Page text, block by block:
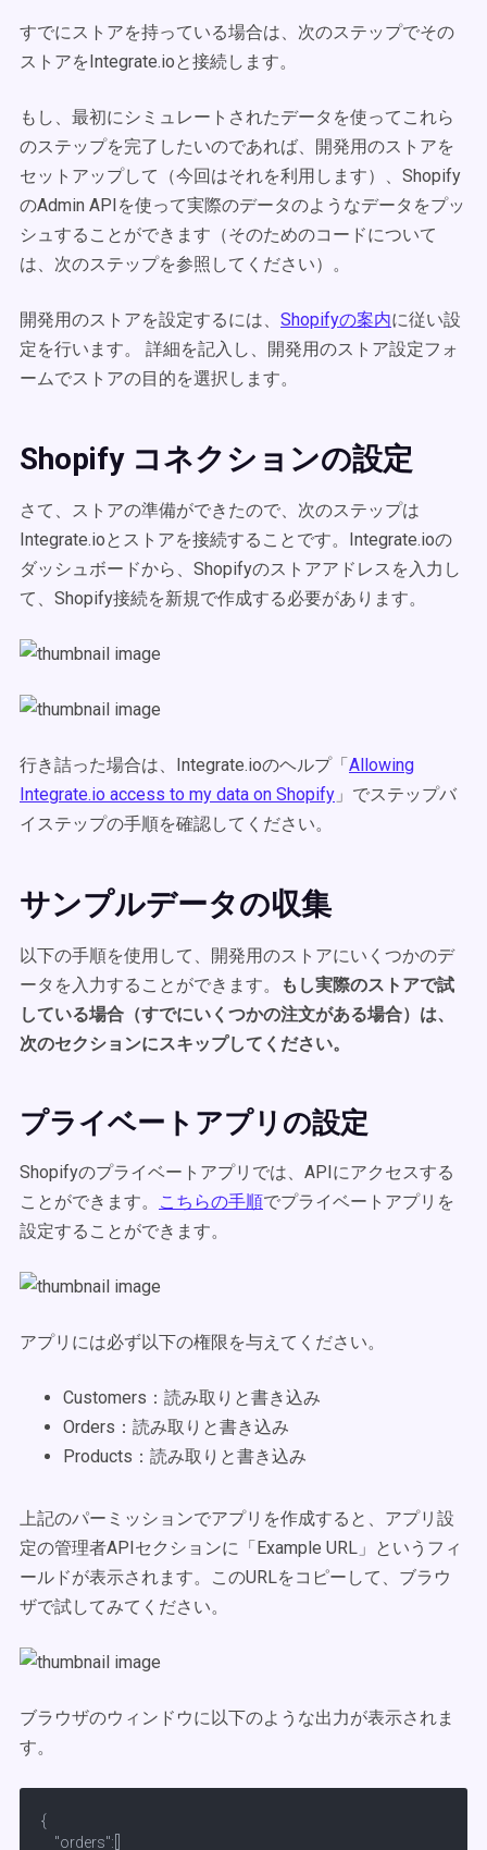
すでにストアを持っている場合は、次のステップでその
ストアをIntegrate.ioと接続します。
もし、最初にシミュレートされたデータを使ってこれら
のステップを完了したいのであれば、開発用のストアを
セットアップして（今回はそれを利用します）、Shopify
のAdmin APIを使って実際のデータのようなデータをプッ
シュすることができます（そのためのコードについて
は、次のステップを参照してください）。
開発用のストアを設定するには、 Shopifyの案内に従い設
定を行います。 詳細を記入し、開発用のストア設定フォ
ームでストアの目的を選択します。
Shopify コネクションの設定
さて、ストアの準備ができたので、次のステップは
Integrate.ioとストアを接続することです。Integrate.ioの
ダッシュボードから、Shopifyのストアアドレスを入力し
て、Shopify接続を新規で作成する必要があります。
行き詰った場合は、Integrate.ioのヘルプ「Allowing
Integrate.io access to my data on Shopify 」でステップバ
イステップの手順を確認してください。
サンプルデータの収集
以下の手順を使用して、開発用のストアにいくつかのデ
ータを入力することができます。
もし実際のストアで試
している場合（すでにいくつかの注文がある場合）は、
次のセクションにスキップしてください。
プライベートアプリの設定
Shopifyのプライベートアプリでは、APIにアクセスする
ことができます。
こちらの手順でプライベートアプリを
設定することができます。
アプリには必ず以下の権限を与えてください。
Customers ：読み取りと書き込み
Orders ：読み取りと書き込み
Products ：読み取りと書き込み
上記のパーミッションでアプリを作成すると、アプリ設
定の管理者APIセクションに「Example URL」というフィ
ールドが表示されます。このURLをコピーして、ブラウ
ザで試してみてください。
ブラウザのウィンドウに以下のような出力が表示されま
す。
{
    "orders":[]